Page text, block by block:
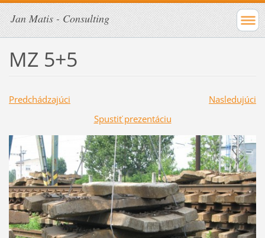
Jan Matis - Consulting
MZ 5+5
Predchádzajúci
Nasledujúci
Spustiť prezentáciu